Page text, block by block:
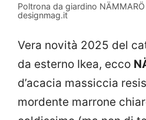
Poltrona da giardino
designmag.it
Vera novità 2025 del
da esterno Ikea, ecco
d’acacia massiccia
mordente marrone